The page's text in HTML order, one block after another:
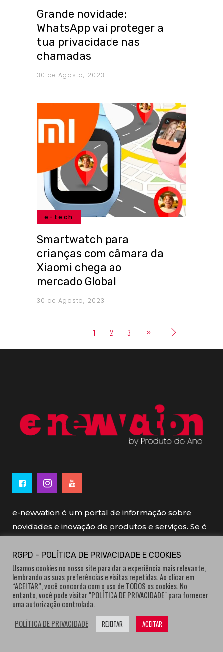
Grande novidade:
WhatsApp vai proteger a
tua privacidade nas
chamadas
30 de Agosto, 2023
e-tech
Smartwatch para
crianças com câmara da
Xiaomi chega ao
mercado Global
30 de Agosto, 2023
1 2 3
e-newvation é um portal de informação sobre
novidades e inovação de produtos e serviços. Se é
e-newvation tem o patrocínio do “Produto do
Ano”, o prémio de inovação atribuído por
consumidores.
RGPD - POLÍTICA DE PRIVACIDADE E COOKIES
Usamos cookies no nosso site para dar a experiência mais relevante,
lembrando as suas preferências e visitas repetidas. Ao clicar em
“ACEITAR”, você concorda com o uso de TODOS os cookies. No
entanto, você pode visitar "POLÍTICA DE PRIVACIDADE" para fornecer
uma autorização controlada.
POLÍTICA DE PRIVACIDADE
REJEITAR ACEITAR